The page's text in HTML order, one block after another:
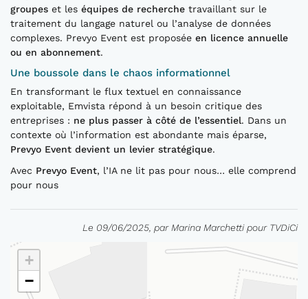
groupes et les équipes de recherche travaillant sur le
traitement du langage naturel ou l’analyse de données
complexes. Prevyo Event est proposée en licence annuelle
ou en abonnement.
Une boussole dans le chaos informationnel
En transformant le flux textuel en connaissance
exploitable, Emvista répond à un besoin critique des
entreprises : ne plus passer à côté de l’essentiel. Dans un
contexte où l’information est abondante mais éparse,
Prevyo Event devient un levier stratégique.
Avec Prevyo Event, l’IA ne lit pas pour nous… elle comprend
pour nous
Le 09/06/2025, par Marina Marchetti pour TVDiCi
+
−